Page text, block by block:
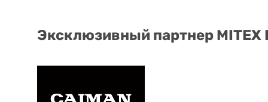
Эксклюзивный партнер